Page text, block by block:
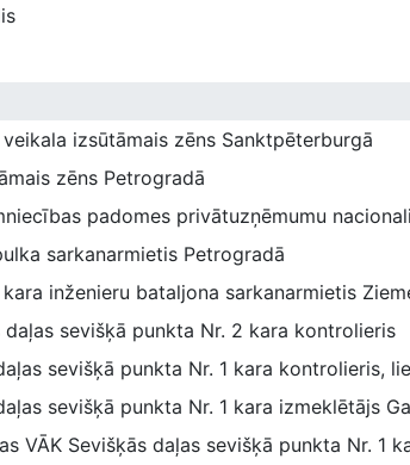
izsūtāmais zēns Sanktpēterburgā
zēns Petrogradā
padomes privātuzņēmumu
sarkanarmietis Petrogradā
inženieru bataljona sarkanarmietis
daļas sevišķā punkta Nr. 2 kara kontrolieris
sevišķā punkta Nr. 1 kara kontrolieris,
sevišķā punkta Nr. 1 kara izmeklētājs
VĀK Sevišķās daļas sevišķā punkta Nr. 1